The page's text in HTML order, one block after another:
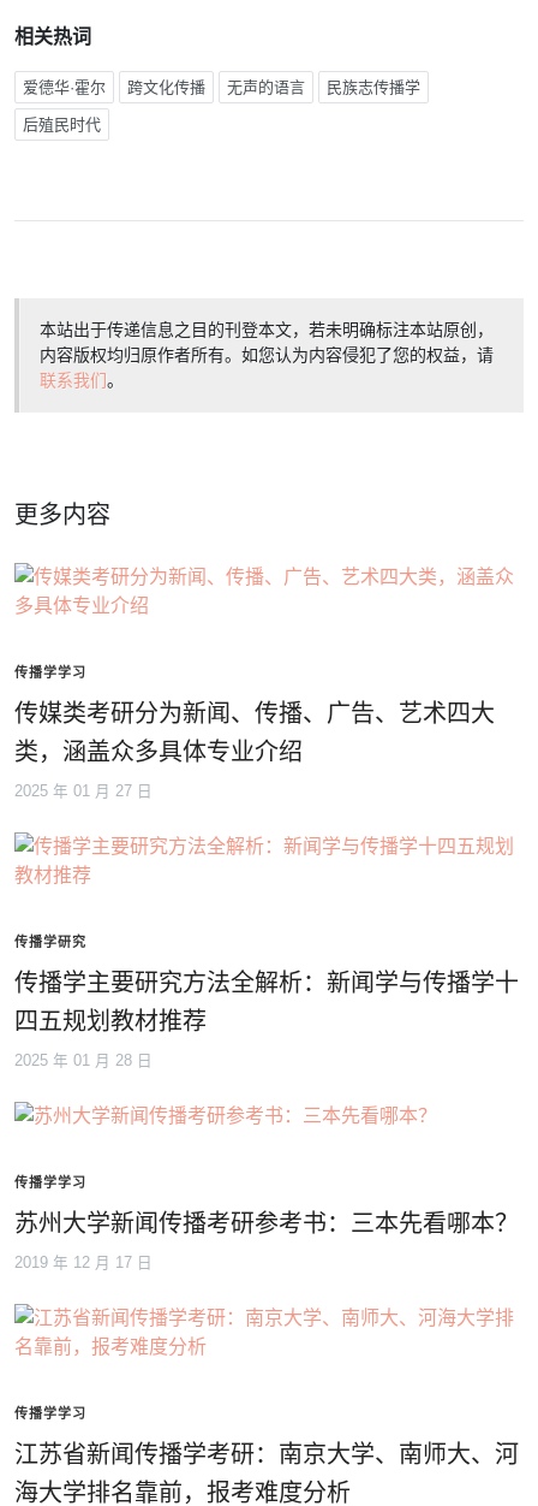
相关热词
爱德华·霍尔 跨文化传播 无声的语言 民族志传播学
后殖民时代
本站出于传递信息之目的刊登本文，若未明确标注本站原创，
内容版权均归原作者所有。如您认为内容侵犯了您的权益，请
联系我们。
更多内容
传播学学习
传媒类考研分为新闻、传播、广告、艺术四大
类，涵盖众多具体专业介绍
2025 年 01 月 27 日
传播学研究
传播学主要研究方法全解析：新闻学与传播学十
四五规划教材推荐
2025 年 01 月 28 日
传播学学习
苏州大学新闻传播考研参考书：三本先看哪本？
2019 年 12 月 17 日
传播学学习
江苏省新闻传播学考研：南京大学、南师大、河
海大学排名靠前，报考难度分析